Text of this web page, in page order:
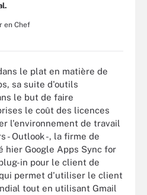
en Chef
le plat en matière de
sa suite d'outils
le but de faire
le coût des licences
l'environnement de travail
- Outlook -, la firme de
hier Google Apps Sync for
in pour le client de
permet d'utiliser le client
tout en utilisant Gmail